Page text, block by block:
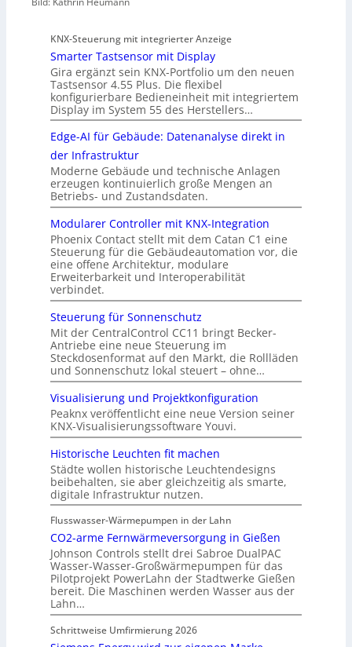
KNX-Steuerung mit integrierter Anzeige
Smarter Tastsensor mit Display
Gira ergänzt sein KNX-Portfolio um den neuen
Tastsensor 4.55 Plus. Die flexibel
konfigurierbare Bedieneinheit mit integriertem
Display im System 55 des Herstellers…
Edge-AI für Gebäude: Datenanalyse direkt in
der Infrastruktur
Moderne Gebäude und technische Anlagen
erzeugen kontinuierlich große Mengen an
Betriebs- und Zustandsdaten.
Modularer Controller mit KNX-Integration
Phoenix Contact stellt mit dem Catan C1 eine
Steuerung für die Gebäudeautomation vor, die
eine offene Architektur, modulare
Erweiterbarkeit und Interoperabilität
verbindet.
Steuerung für Sonnenschutz
Mit der CentralControl CC11 bringt Becker-
Antriebe eine neue Steuerung im
Steckdosenformat auf den Markt, die Rollläden
und Sonnenschutz lokal steuert – ohne…
Visualisierung und Projektkonfiguration
Peaknx veröffentlicht eine neue Version seiner
KNX-Visualisierungssoftware Youvi.
Historische Leuchten fit machen
Städte wollen historische Leuchtendesigns
beibehalten, sie aber gleichzeitig als smarte,
digitale Infrastruktur nutzen.
Flusswasser-Wärmepumpen in der Lahn
CO2-arme Fernwärmeversorgung in Gießen
Johnson Controls stellt drei Sabroe DualPAC
Wasser-Wasser-Großwärmepumpen für das
Pilotprojekt PowerLahn der Stadtwerke Gießen
bereit. Die Maschinen werden Wasser aus der
Lahn…
Schrittweise Umfirmierung 2026